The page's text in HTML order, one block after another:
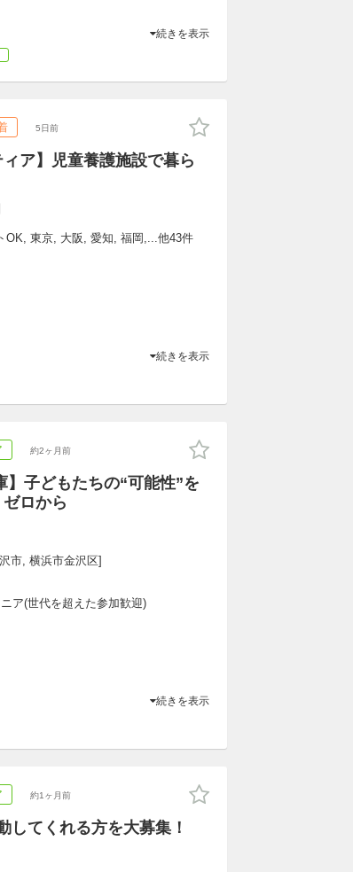
続きを表示
5日前
ィア】児童養護施設で暮ら
OK, 東京, 大阪, 愛知, 福岡,...他43件
続きを表示
約2ヶ月前
】子どもたちの“可能性”を
ロから
市, 横浜市金沢区]
ア(世代を超えた参加歓迎)
続きを表示
約1ヶ月前
してくれる方を大募集！